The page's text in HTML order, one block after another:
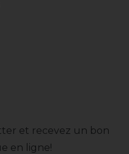
et recevez un bon
en ligne!